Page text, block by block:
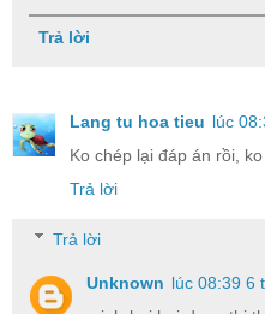
Trả lời
Lang tu hoa tieu lúc
Ko chép lại đáp án rồi,
Trả lời
Trả lời
Unknown lúc 08:39 6